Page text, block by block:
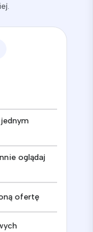
oglądaj
ofertę